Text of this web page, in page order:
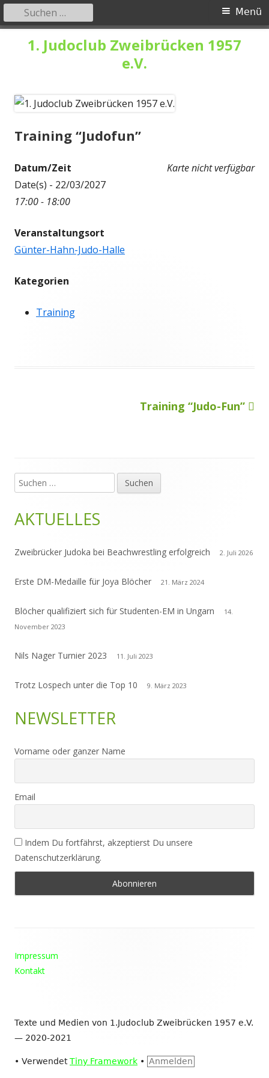
1. Judoclub Zweibrücken 1957
e.V.
Primäres
Menü
Menü
Suchen
nach:
Training “Judofun”
Karte nicht verfügbar
Datum/Zeit
Date(s) - 22/03/2027
17:00 - 18:00
Veranstaltungsort
Günter-Hahn-Judo-Halle
Kategorien
Training
BeitragsnavigationNächster
Training “Judo-Fun”
Haupt-
Seitenleiste
Suchen
nach:
AKTUELLES
Zweibrücker Judoka bei Beachwrestling erfolgreich 2. Juli 2026
Erste DM-Medaille für Joya Blöcher 21. März 2024
Blöcher qualifiziert sich für Studenten-EM in Ungarn
14.
November 2023
Nils Nager Turnier 2023 11. Juli 2023
Trotz Lospech unter die Top 10 9. März 2023
NEWSLETTER
Vorname oder ganzer Name
Email
Indem Du fortfährst, akzeptierst Du unsere
Datenschutzerklärung.
Inhalt
Impressum
Kontakt
Texte und Medien von 1.Judoclub Zweibrücken 1957 e.V.
— 2020-2021
• VerwendetTiny Framework • Anmelden